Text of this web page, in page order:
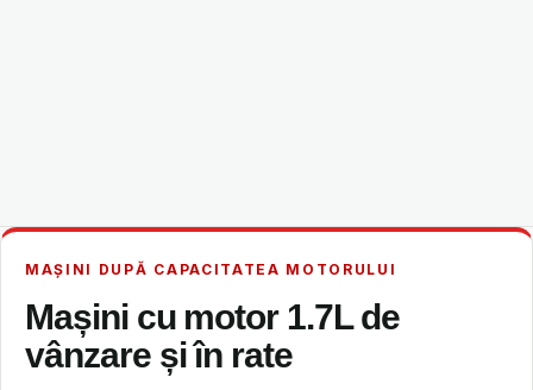
MAȘINI DUPĂ CAPACITATEA MOTORULUI
Mașini cu motor 1.7L de
vânzare și în rate